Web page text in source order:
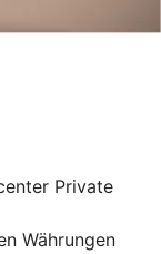
Private
Währungen